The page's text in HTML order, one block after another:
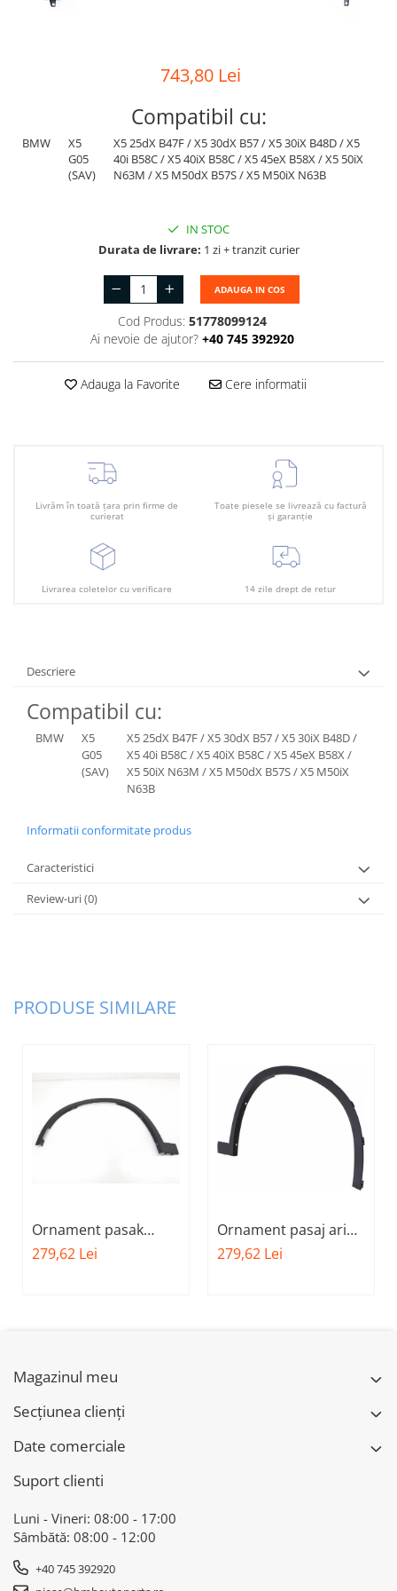
Capota
Capota spate
Elemente caroserie
Inchidere aripa
Overfender aripa
Scut motor
Spălător far
Suport aripa
Usa fată
Suport motor
743,80 Lei
Compatibil cu:
BMW
X5
G05
(SAV)
X5 25dX B47F / X5 30dX B57 / X5 30iX B48D / X5
40i B58C / X5 40iX B58C / X5 45eX B58X / X5 50iX
N63M / X5 M50dX B57S / X5 M50iX N63B
IN STOC
Durata de livrare: 1 zi + tranzit curier
ADAUGA IN COS
Cod Produs: 51778099124
Ai nevoie de ajutor? +40 745 392920
Adauga la Favorite Cere informatii
Livrăm în toată țara prin firme de
curierat
Toate piesele se livrează cu factură
și garanție
Livrarea coletelor cu verificare 14 zile drept de retur
Descriere
Compatibil cu:
BMW
X5
G05
(SAV)
X5 25dX B47F / X5 30dX B57 / X5 30iX B48D /
X5 40i B58C / X5 40iX B58C / X5 45eX B58X /
X5 50iX N63M / X5 M50dX B57S / X5 M50iX
N63B
Informatii conformitate produs
Caracteristici
Review-uri(0)
PRODUSE SIMILARE
Ornament pasak
aripa fata stanga A.M.
279,62 Lei
Ornament pasaj aripa
dreapta fata A.M.
279,62 Lei
Magazinul meu
Secțiunea clienți
Date comerciale
Suport clienti
Luni - Vineri: 08:00 - 17:00
Sâmbătă: 08:00 - 12:00
+40 745 392920